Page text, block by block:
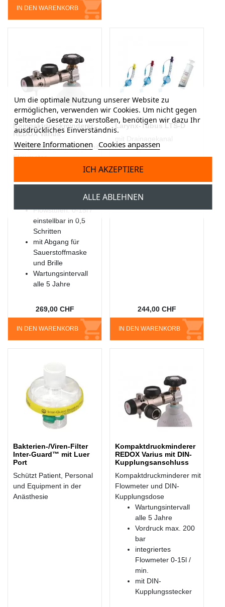
IN DEN WARENKORB
Kompaktdruckminderer
REDOX Varius
Kompaktdruckminderer mit
Flowmeter
Vordruck max. 200
Flowstufen: 0-15l /
einstellbar in 0,5
Schritten
mit Abgang für
Sauerstoffmaske
und Brille
Wartungsintervall
alle 5 Jahre
IN DEN WARENKORB
269,00 CHF
Larynx-Tubus LTS-D
IN DEN WARENKORB
244,00 CHF
Bakterien-/Viren-Filter
Inter-Guard™ mit Luer
Port
Schützt Patient, Personal
und Equipment in der
Anästhesie
Kompaktdruckminderer
REDOX Varius mit DIN-
Kupplungsanschluss
Kompaktdruckminderer mit
Flowmeter und DIN-
Kupplungsdose
Wartungsintervall
alle 5 Jahre
Vordruck max. 200
bar
integriertes
Flowmeter 0-15l /
min.
mit DIN-
Kupplungsstecker
Um die optimale Nutzung unserer Website zu
ermöglichen, verwenden wir Cookies. Um nicht gegen
geltende Gesetze zu verstoßen, benötigen wir dazu Ihr
ausdrückliches Einverständnis.
Weitere Informationen Cookies anpassen
ALLE ABLEHNEN
ICH AKZEPTIERE